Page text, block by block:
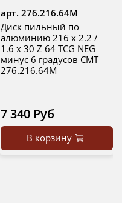
арт. 276.216.64M
Диск пильный по
алюминию 216 x 2.2 /
1.6 x 30 Z 64 TCG NEG
минус 6 градусов CMT
276.216.64M
7 340 Руб
В корзину